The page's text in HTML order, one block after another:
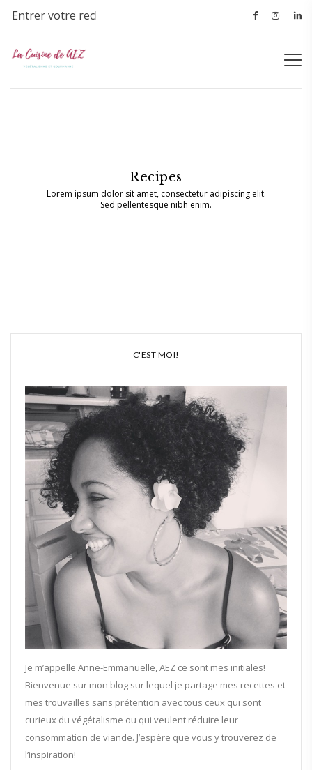
Recipes
Lorem ipsum dolor sit amet, consectetur adipiscing elit.
Sed pellentesque nibh enim.
C'EST MOI!
Je m’appelle Anne-Emmanuelle, AEZ ce sont mes initiales!
Bienvenue sur mon blog sur lequel je partage mes recettes et
mes trouvailles sans prétention avec tous ceux qui sont
curieux du végétalisme ou qui veulent réduire leur
consommation de viande. J’espère que vous y trouverez de
l’inspiration!